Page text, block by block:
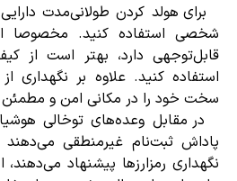
برای هولد کردن طولانی‌مدت
شخصی استفاده کنید. مخصوصا
قابل‌توجهی دارد، بهتر است از
استفاده کنید. علاوه بر
سخت خود را در مکانی امن و مطمئن
در مقابل وعده‌های توخالی
پاداش ثبت‌نام غیرمنطقی
نگهداری رمزارزها پیشنهاد می‌دهند،